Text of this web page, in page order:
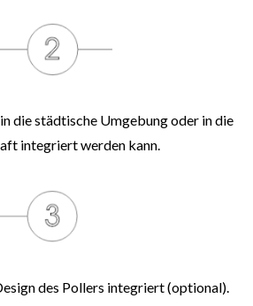
die städtische Umgebung oder in die
integriert werden kann.
des Pollers integriert (optional).